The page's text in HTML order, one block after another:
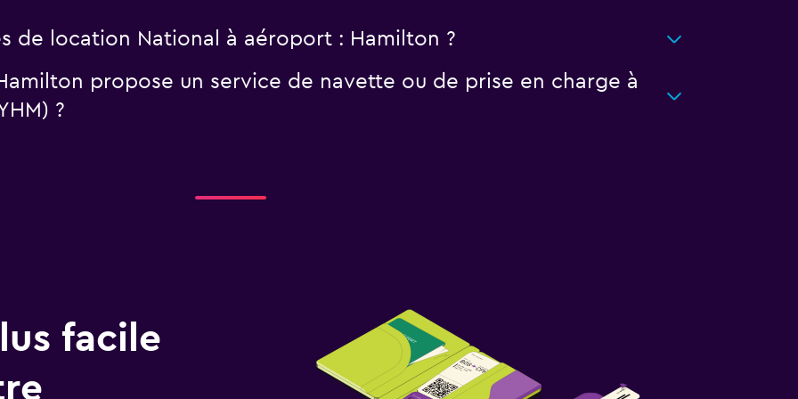
de location National à aéroport : Hamilton ?
propose un service de navette ou de prise en charge à
?
facile